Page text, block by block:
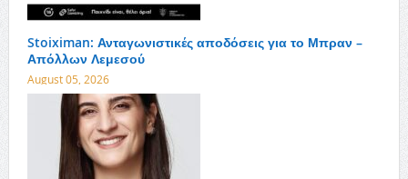
Stoiximan: Ανταγωνιστικές αποδόσεις για το Μπραν –
Απόλλων Λεμεσού
August 05, 2026